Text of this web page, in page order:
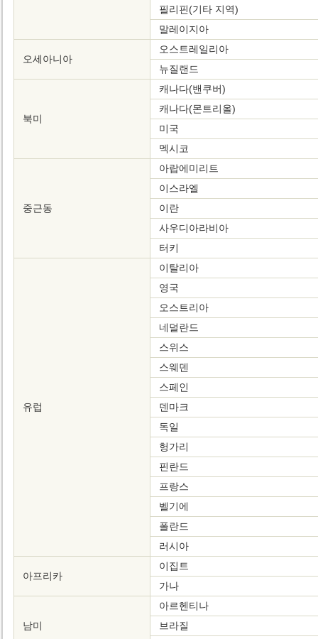
필리핀(기타 지역)
말레이지아
오세아니아
오스트레일리아
뉴질랜드
북미
캐나다(밴쿠버)
캐나다(몬트리올)
미국
멕시코
중근동
아랍에미리트
이스라엘
이란
사우디아라비아
터키
유럽
이탈리아
영국
오스트리아
네덜란드
스위스
스웨덴
스페인
덴마크
독일
헝가리
핀란드
프랑스
벨기에
폴란드
러시아
아프리카
이집트
가나
남미
아르헨티나
브라질